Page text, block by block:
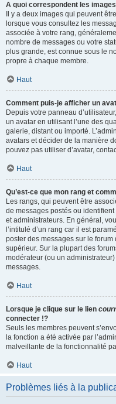
A quoi correspondent les
Il y a deux images qui peuvent
lorsque vous consultez les
associée à votre rang,
nombre de messages ou votre
plus grande, est connue sous le
propre à chaque membre.
Haut
Comment puis-je afficher un
Depuis votre panneau
un avatar en utilisant l’une des
galerie, distant ou importé.
avatars et décider de la manière
pouvez pas utiliser d’avatar,
Haut
Qu’est-ce que mon rang et
Les rangs, qui peuvent être
de messages postés ou
et administrateurs. En général,
l’intitulé d’un rang car il est
poster des messages sur le
supérieur. Sur la plupart des
modérateur (ou un
messages.
Haut
Lorsque je clique sur le lien
connecter !?
Seuls les membres peuvent
la fonction a été activée par
malveillante de la fonctionnalité
Haut
Problèmes liés à la